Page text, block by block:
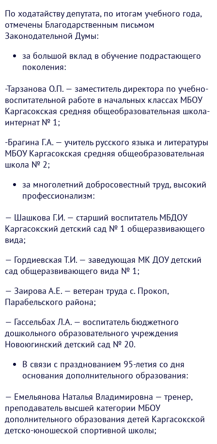
По ходатайству депутата, по итогам учебного года,
отмечены Благодарственным письмом
Законодательной Думы:
за большой вклад в обучение подрастающего
поколения:
-Тарзанова О.П. — заместитель директора по учебно-
воспитательной работе в начальных классах МБОУ
Каргасокская средняя общеобразовательная школа-
интернат № 1;
-Брагина Г.А. — учитель русского языка и литературы
МБОУ Каргасокская средняя общеобразовательная
школа № 2;
за многолетний добросовестный труд, высокий
профессионализм:
— Шашкова Г.И. — старший воспитатель МБДОУ
Каргасокский детский сад № 1 общеразвивающего
вида;
— Гордиевская Т.И. — заведующая МК ДОУ детский
сад общеразвивающего вида № 1;
— Заирова А.Е. — ветеран труда с. Прокоп,
Парабельского района;
— Гассельбах Л.А. — воспитатель бюджетного
дошкольного образовательного учреждения
Новоюгинский детский сад № 20.
В связи с празднованием 95-летия со дня
основания дополнительного образования:
— Емельянова Наталья Владимировна — тренер,
преподаватель высшей категории МБОУ
дополнительного образования детей Каргасокской
детско-юношеской спортивной школы;